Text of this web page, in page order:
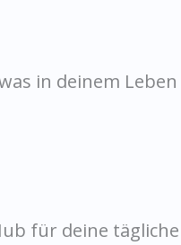
in deinem Leben
für deine tägliche